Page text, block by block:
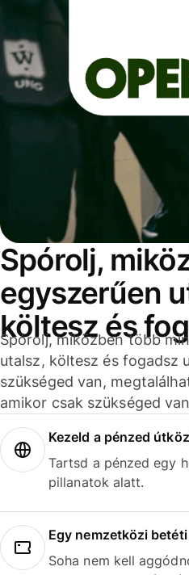
Spórolj,
egyszerűen
költesz és
Spórolj, miközben több
utalsz, költesz és fogadsz
szükséged van,
amikor csak szükséged
Kezeld a pénzed
Tartsd a pénzed egy
pillanatok alatt.
Egy nemzetközi
Soha nem kell